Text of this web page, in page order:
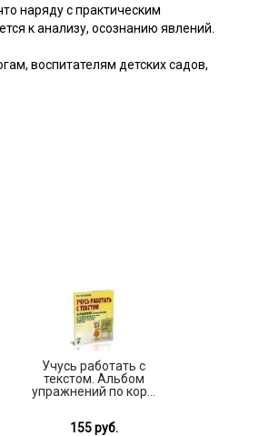
наряду с практическим
к анализу, осознанию явлений.
воспитателям детских садов,
Учусь работать с
текстом. Альбом
упражнений по кор...
155 руб.